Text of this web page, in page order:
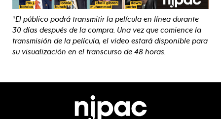
*El público podrá transmitir la película en línea durante
30 días después de la compra. Una vez que comience la
transmisión de la película, el video estará disponible para
su visualización en el transcurso de 48 horas.